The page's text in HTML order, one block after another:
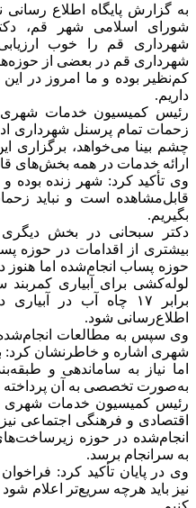
به گزارش پایگاه اطلاع
شورای اسلامی شهر قم،
شهرداری قم را خوب
شهرداری قم در بعضی از
کم‌نظیر بوده و ما امروز در
داریم.
رئیس کمیسیون خدمات
زحمات تمام پرسنل شهرداری
چشم بینا می‌خواهد، برگزاری
ارائه خدمات در همه بخش‌های
وی تأکید کرد: شهر زنده بوده
قابل‌مشاهده است و نباید
بگیریم.
دکتر سبحانی در بخش دیگری
بیشتری از اقدامات در حوزه
لوله‌کشی برای آبیاری
برابر ۱۷ چاه آب در
اطلاع‌رسانی شود.
وی سپس به مطالعات
شهری اشاره و خاطرنشان کرد:
اما نیاز به ساماندهی و
به‌صورت تخصصی به آن پرداخته
رئیس کمیسیون خدمات شهری
اقتصادی و فرهنگی اجتماعی
انجام‌شده در حوزه
به سرانجام برسد.
وی در پایان تأکید کرد:
نیز باید هرچه سریع‌تر اعلام شود